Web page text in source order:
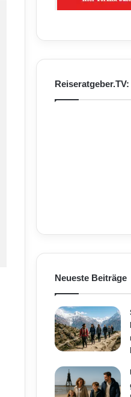
Reiseratgeber.TV:
Neueste Beiträge